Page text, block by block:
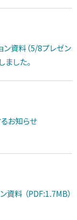
資料（5/8プレゼン
ました。
お知らせ
資料 （PDF:1.7MB）